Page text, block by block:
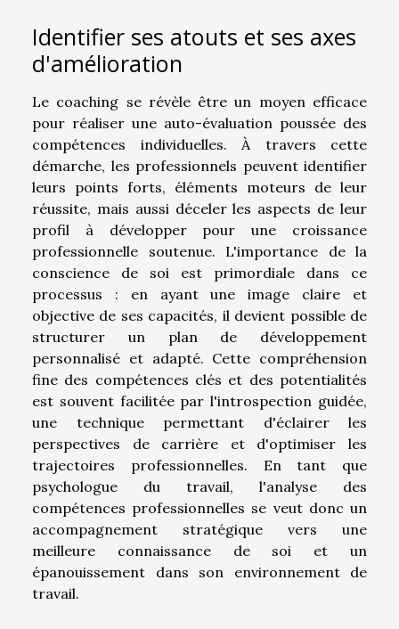
Identifier ses atouts et ses axes
d'amélioration
Le coaching se révèle être un moyen efficace
pour réaliser une auto-évaluation poussée des
compétences individuelles. À travers cette
démarche, les professionnels peuvent identifier
leurs points forts, éléments moteurs de leur
réussite, mais aussi déceler les aspects de leur
profil à développer pour une croissance
professionnelle soutenue. L'importance de la
conscience de soi est primordiale dans ce
processus : en ayant une image claire et
objective de ses capacités, il devient possible de
structurer un plan de développement
personnalisé et adapté. Cette compréhension
fine des compétences clés et des potentialités
est souvent facilitée par l'introspection guidée,
une technique permettant d'éclairer les
perspectives de carrière et d'optimiser les
trajectoires professionnelles. En tant que
psychologue du travail, l'analyse des
compétences professionnelles se veut donc un
accompagnement stratégique vers une
meilleure connaissance de soi et un
épanouissement dans son environnement de
travail.